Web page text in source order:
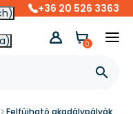
+36 20 526 3363

0
Felfújható akadálypályák